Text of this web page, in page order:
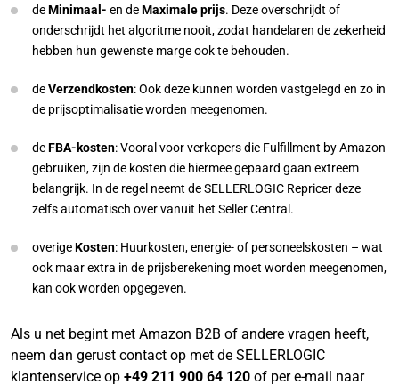
deMinimaal- en deMaximale prijs. Deze overschrijdt of
onderschrijdt het algoritme nooit, zodat handelaren de zekerheid
hebben hun gewenste marge ook te behouden.
deVerzendkosten: Ook deze kunnen worden vastgelegd en zo in
de prijsoptimalisatie worden meegenomen.
deFBA-kosten: Vooral voor verkopers die Fulfillment by Amazon
gebruiken, zijn de kosten die hiermee gepaard gaan extreem
belangrijk. In de regel neemt de SELLERLOGIC Repricer deze
zelfs automatisch over vanuit het Seller Central.
overigeKosten: Huurkosten, energie- of personeelskosten – wat
ook maar extra in de prijsberekening moet worden meegenomen,
kan ook worden opgegeven.
Als u net begint met Amazon B2B of andere vragen heeft,
neem dan gerust contact op met de SELLERLOGIC
klantenservice op +49 211 900 64 120 of per e-mail naar